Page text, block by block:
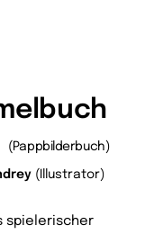
(Pappbilderbuch)
(Illustrator)
spielerischer